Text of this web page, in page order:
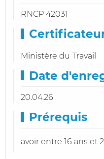
RNCP 42031
Ministère du Travail
Date
20.04.26
Prérequis
avoir entre 16 ans et